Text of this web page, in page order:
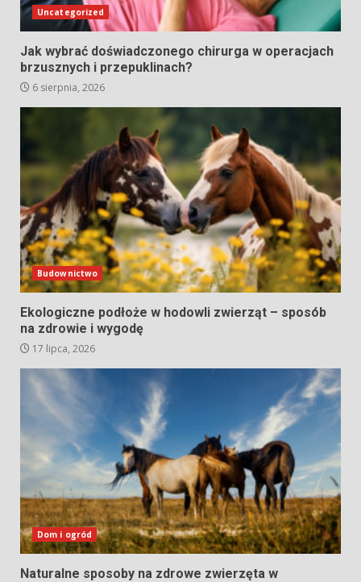
Uncategorized
Jak wybrać doświadczonego chirurga w operacjach
brzusznych i przepuklinach?
6 sierpnia, 2026
Budownictwo
Ekologiczne podłoże w hodowli zwierząt – sposób
na zdrowie i wygodę
17 lipca, 2026
Dom i ogród
Naturalne sposoby na zdrowe zwierzęta w